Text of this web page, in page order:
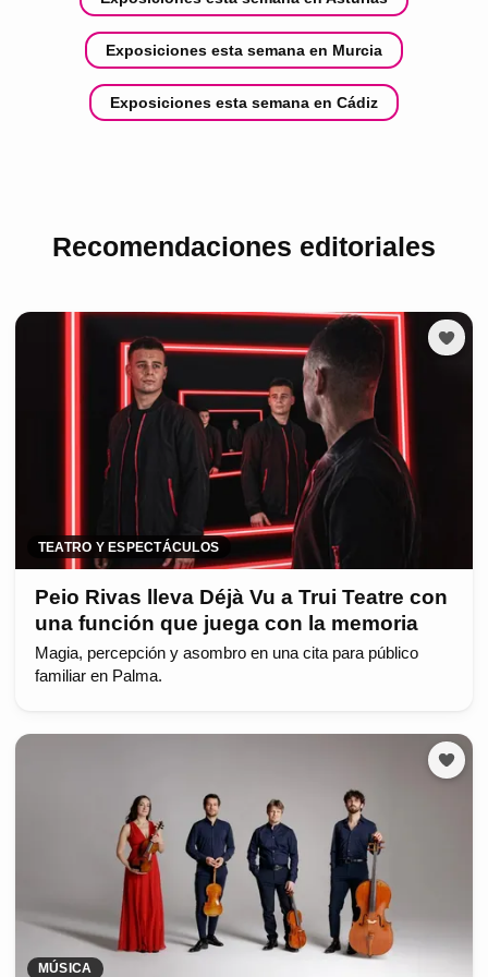
Exposiciones esta semana en Murcia
Exposiciones esta semana en Cádiz
Recomendaciones editoriales
TEATRO Y ESPECTÁCULOS
Peio Rivas lleva Déjà Vu a Trui Teatre con
una función que juega con la memoria
Magia, percepción y asombro en una cita para público
familiar en Palma.
MÚSICA